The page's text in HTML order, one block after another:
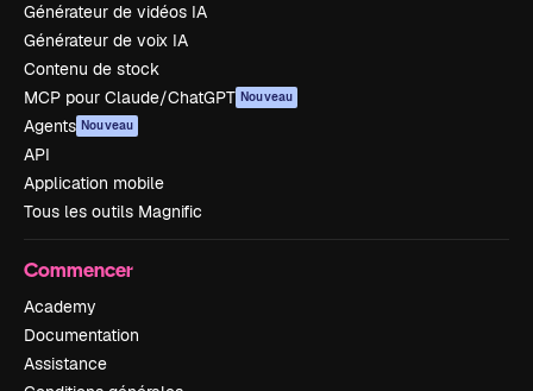
Générateur de vidéos IA
Générateur de voix IA
Contenu de stock
MCP pour Claude/ChatGPT Nouveau
Agents Nouveau
API
Application mobile
Tous les outils Magnific
Commencer
Academy
Documentation
Assistance